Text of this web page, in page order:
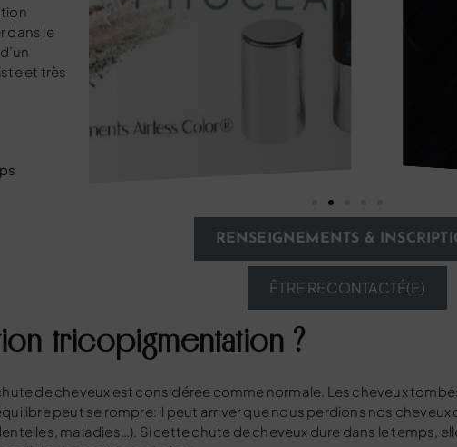
dans le
et très
RENSEIGNEMENTS &
ÊTRE RECONTACTÉ(E)
tricopigmentation ?
de cheveux est considérée comme normale. Les cheveux
peut se rompre: il peut arriver que nous perdions nos
maladies…). Si cette chute de cheveux dure dans le temps,